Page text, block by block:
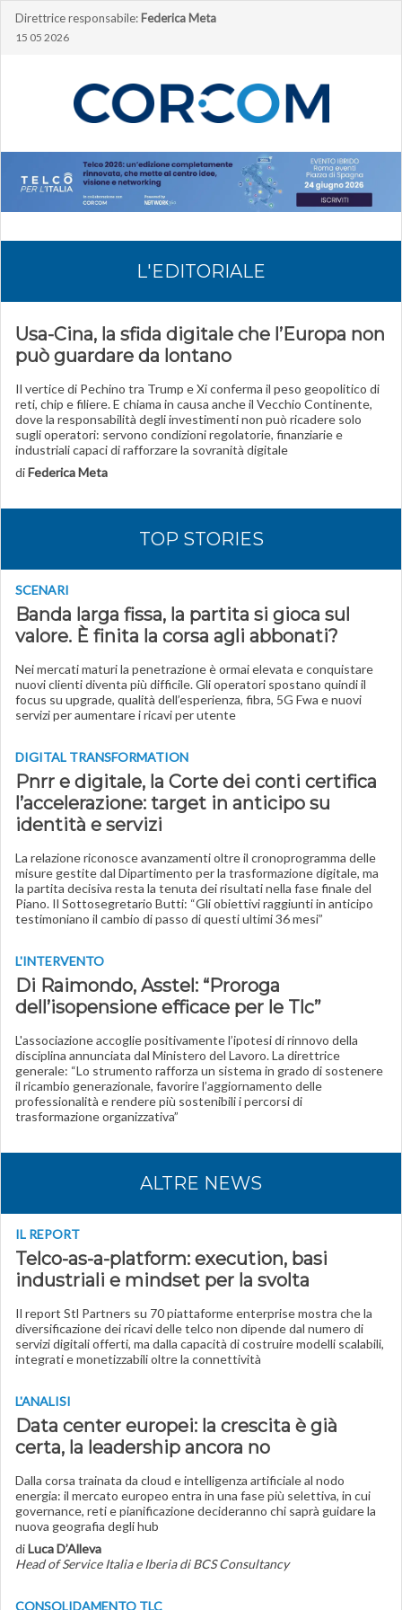
Direttrice responsabile: Federica Meta
15 05 2026
L'EDITORIALE
Usa-Cina, la sfida digitale che l’Europa non
può guardare da lontano
Il vertice di Pechino tra Trump e Xi conferma il peso geopolitico di
reti, chip e filiere. E chiama in causa anche il Vecchio Continente,
dove la responsabilità degli investimenti non può ricadere solo
sugli operatori: servono condizioni regolatorie, finanziarie e
industriali capaci di rafforzare la sovranità digitale
diFederica Meta
TOP STORIES
SCENARI
Banda larga fissa, la partita si gioca sul
valore. È finita la corsa agli abbonati?
Nei mercati maturi la penetrazione è ormai elevata e conquistare
nuovi clienti diventa più difficile. Gli operatori spostano quindi il
focus su upgrade, qualità dell’esperienza, fibra, 5G Fwa e nuovi
servizi per aumentare i ricavi per utente
DIGITAL TRANSFORMATION
Pnrr e digitale, la Corte dei conti certifica
l’accelerazione: target in anticipo su
identità e servizi
La relazione riconosce avanzamenti oltre il cronoprogramma delle
misure gestite dal Dipartimento per la trasformazione digitale, ma
la partita decisiva resta la tenuta dei risultati nella fase finale del
Piano. Il Sottosegretario Butti: “Gli obiettivi raggiunti in anticipo
testimoniano il cambio di passo di questi ultimi 36 mesi”
L'INTERVENTO
Di Raimondo, Asstel: “Proroga
dell’isopensione efficace per le Tlc”
L'associazione accoglie positivamente l’ipotesi di rinnovo della
disciplina annunciata dal Ministero del Lavoro. La direttrice
generale: “Lo strumento rafforza un sistema in grado di sostenere
il ricambio generazionale, favorire l’aggiornamento delle
professionalità e rendere più sostenibili i percorsi di
trasformazione organizzativa”
ALTRE NEWS
IL REPORT
Telco-as-a-platform: execution, basi
industriali e mindset per la svolta
Il report Stl Partners su 70 piattaforme enterprise mostra che la
diversificazione dei ricavi delle telco non dipende dal numero di
servizi digitali offerti, ma dalla capacità di costruire modelli scalabili,
integrati e monetizzabili oltre la connettività
L'ANALISI
Data center europei: la crescita è già
certa, la leadership ancora no
Dalla corsa trainata da cloud e intelligenza artificiale al nodo
energia: il mercato europeo entra in una fase più selettiva, in cui
governance, reti e pianificazione decideranno chi saprà guidare la
nuova geografia degli hub
diLuca D’Alleva
Head of Service Italia e Iberia di BCS Consultancy
CONSOLIDAMENTO TLC